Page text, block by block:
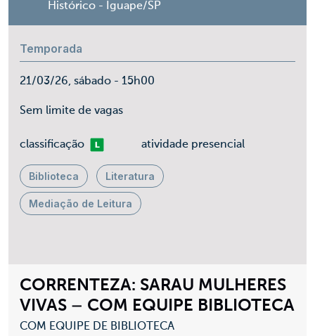
CORRENTEZA: SARAU MULHERES
VIVAS – COM EQUIPE BIBLIOTECA
COM EQUIPE DE BIBLIOTECA
Histórico - Iguape/SP
Temporada
21/03/26, sábado - 15h00
Sem limite de vagas
classificaçãoLivre atividade presencial
Biblioteca Literatura
Mediação de Leitura